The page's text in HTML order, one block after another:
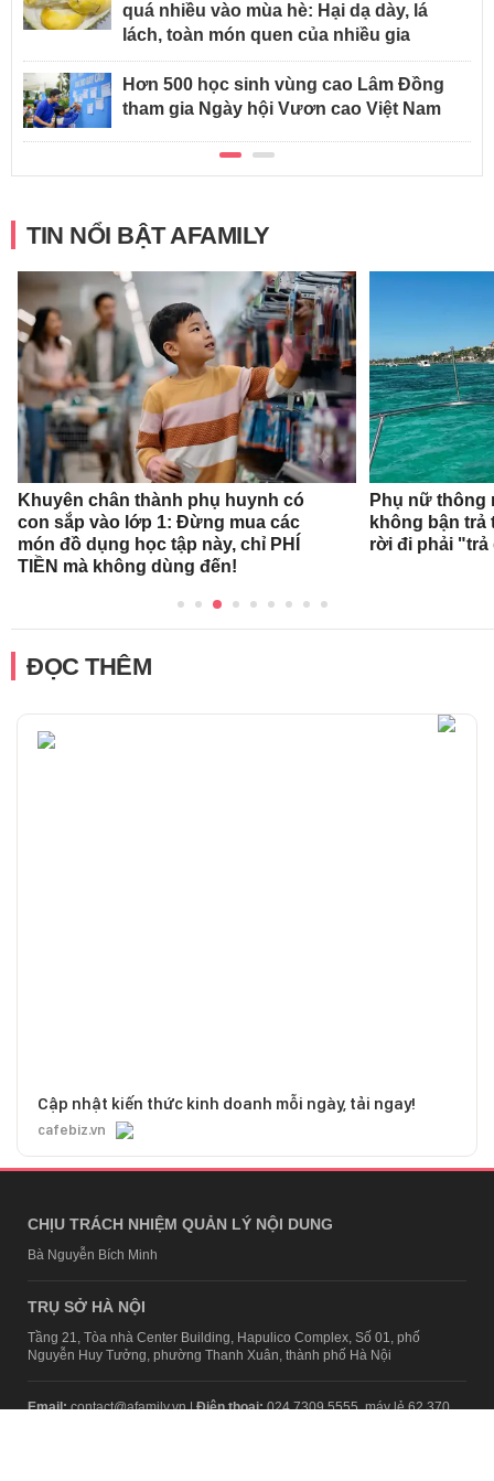
quá nhiều vào mùa hè: Hại dạ dày, lá
lách, toàn món quen của nhiều gia
Hơn 500 học sinh vùng cao Lâm Đồng
tham gia Ngày hội Vươn cao Việt Nam
TIN NỔI BẬT AFAMILY
Khuyên chân thành phụ huynh có
con sắp vào lớp 1: Đừng mua các
món đồ dụng học tập này, chỉ PHÍ
TIỀN mà không dùng đến!
Phụ nữ thông
không bận
rời đi phải "trả
ĐỌC THÊM
Cập nhật kiến thức kinh doanh mỗi ngày, tải ngay!
cafebiz.vn
CHỊU TRÁCH NHIỆM QUẢN LÝ NỘI DUNG
Bà Nguyễn Bích Minh
TRỤ SỞ HÀ NỘI
Tầng 21, Tòa nhà Center Building, Hapulico Complex, Số 01, phố
Nguyễn Huy Tưởng, phường Thanh Xuân, thành phố Hà Nội
Email:contact@afamily.vn |Điện thoại:024 7309 5555, máy lẻ 62.370